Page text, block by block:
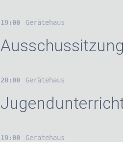
19:00 Gerätehaus
Ausschussitzung
20:00 Gerätehaus
19:00 Gerätehaus